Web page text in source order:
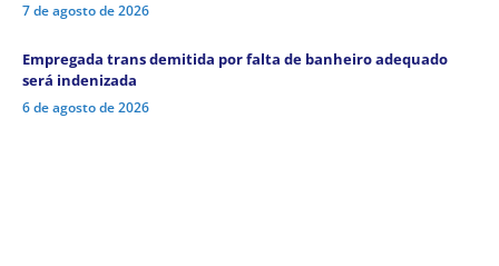
7 de agosto de 2026
Empregada trans demitida por falta de banheiro adequado
será indenizada
6 de agosto de 2026